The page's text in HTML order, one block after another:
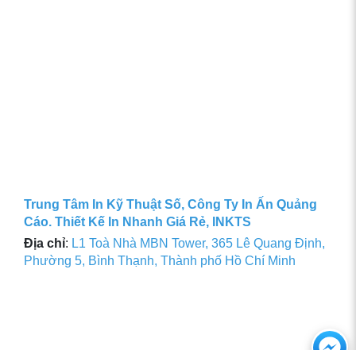
Trung Tâm In Kỹ Thuật Số, Công Ty In Ấn Quảng
Cáo. Thiết Kế In Nhanh Giá Rẻ, INKTS
Địa chỉ: L1 Toà Nhà MBN Tower, 365 Lê Quang Định,
Phường 5, Bình Thạnh, Thành phố Hồ Chí Minh